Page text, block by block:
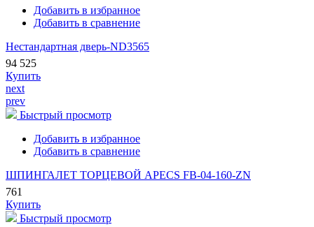
Добавить в избранное
Добавить в сравнение
Нестандартная дверь-ND3565
94 525
Купить
next
prev
Быстрый просмотр
Добавить в избранное
Добавить в сравнение
ШПИНГАЛЕТ ТОРЦЕВОЙ APECS FB-04-160-ZN
761
Купить
Быстрый просмотр